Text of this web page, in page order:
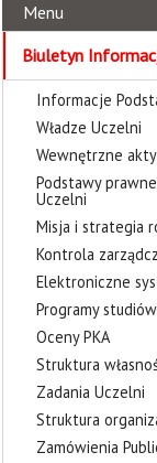
Menu
Biuletyn
Informacje
Władze Uczelni
Wewnętrzne
Podstawy
Uczelni
Misja i strategia
Kontrola
Elektroniczne
Programy studiów
Oceny PKA
Struktura
Zadania Uczelni
Struktura
Zamówienia